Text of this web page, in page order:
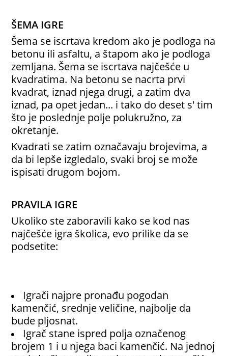
ŠEMA IGRE
Šema se iscrtava kredom ako je podloga na
betonu ili asfaltu, a štapom ako je podloga
zemljana. Šema se iscrtava najčešće u
kvadratima. Na betonu se nacrta prvi
kvadrat, iznad njega drugi, a zatim dva
iznad, pa opet jedan... i tako do deset s' tim
što je poslednje polje polukružno, za
okretanje.
Kvadrati se zatim označavaju brojevima, a
da bi lepše izgledalo, svaki broj se može
ispisati drugom bojom.
PRAVILA IGRE
Ukoliko ste zaboravili kako se kod nas
najčešće igra školica, evo prilike da se
podsetite:
Igrači najpre pronađu pogodan
kamenčić, srednje veličine, najbolje da
bude pljosnat.
Igrač stane ispred polja označenog
brojem 1 i u njega baci kamenčić. Na jednoj